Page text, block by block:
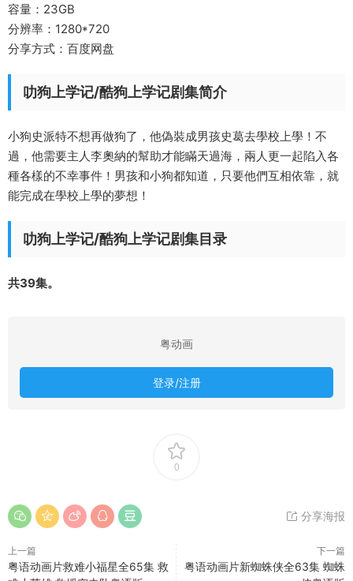
容量：23GB
分辨率：1280*720
分享方式：百度网盘
叻狗上学记/酷狗上学记剧集简介
小狗史派特不想再做狗了，他偽裝成男孩史葛去學校上學！不
過，他需要主人李奧納的幫助才能瞞天過海，兩人更一起陷入各
種各樣的不幸事件！男孩和小狗都知道，只要他們互相依靠，就
能完成在學校上學的夢想！
叻狗上学记/酷狗上学记剧集目录
共39集。
粤动画
登录/注册
0
分享海报
上一篇
粤语动画片救难小福星全65集 救
下一篇
粤语动画片新蜘蛛侠全63集 蜘蛛